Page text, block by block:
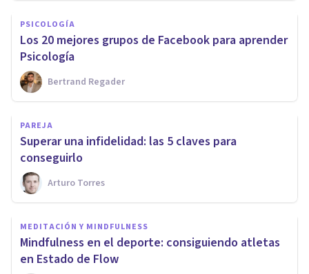
PSICOLOGÍA
Los 20 mejores grupos de Facebook para aprender
Psicología
Bertrand Regader
PAREJA
Superar una infidelidad: las 5 claves para
conseguirlo
Arturo Torres
MEDITACIÓN Y MINDFULNESS
Mindfulness en el deporte: consiguiendo atletas
en Estado de Flow